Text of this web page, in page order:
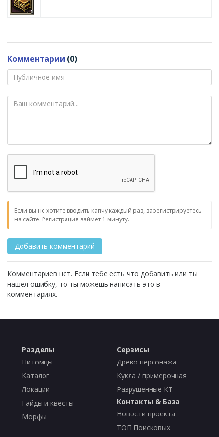
Комментарии (0)
Если вы не хотите вводить капчу каждый раз, зарегистрируетесь
на сайте. Регистрация займет 1 минуту.
Комментариев нет. Если тебе есть что добавить или ты
нашел ошибку, то ты можешь написать это в
комментариях.
Разделы
Питомцы
Каталог
Локации
Гайды и квесты
Морфы
Сервисы
Древо персонажа
Кукла / примерочная
Разрушенные КТ
Контакты & База
Новости проекта
ТОП Поисковых